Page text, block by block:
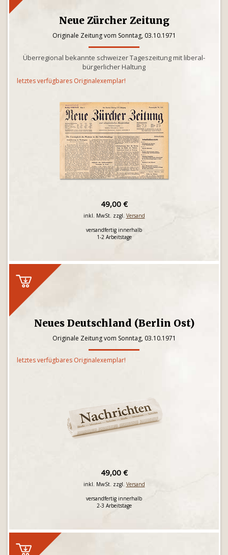
Neue Zürcher Zeitung
Originale Zeitung vom Sonntag, 03.10.1971
Überregional bekannte schweizer Tageszeitung mit liberal-
bürgerlicher Haltung
letztes verfügbares Originalexemplar!
49,00 €
inkl. MwSt. zzgl. Versand
versandfertig innerhalb
1-2 Arbeitstage
Neues Deutschland (Berlin Ost)
Originale Zeitung vom Sonntag, 03.10.1971
letztes verfügbares Originalexemplar!
49,00 €
inkl. MwSt. zzgl. Versand
versandfertig innerhalb
2-3 Arbeitstage